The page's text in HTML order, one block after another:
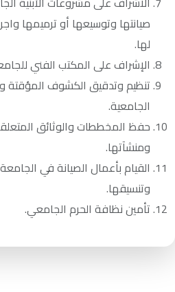
صيانتها وتوسيعها أو ترميمها
لها.
الإشراف على المكتب الفني
تنظيم وتدقيق الكشوف المؤقتة
الجامعية.
حفظ المخططات والوثائق المتعلقة
ومنشآتها.
القيام بأعمال الصيانة في
وتنسيقها.
تأمين نظافة الحرم الجامعي.